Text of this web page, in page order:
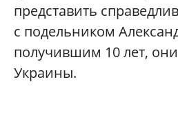
представить
с подельником
получившим 10 лет,
Украины.